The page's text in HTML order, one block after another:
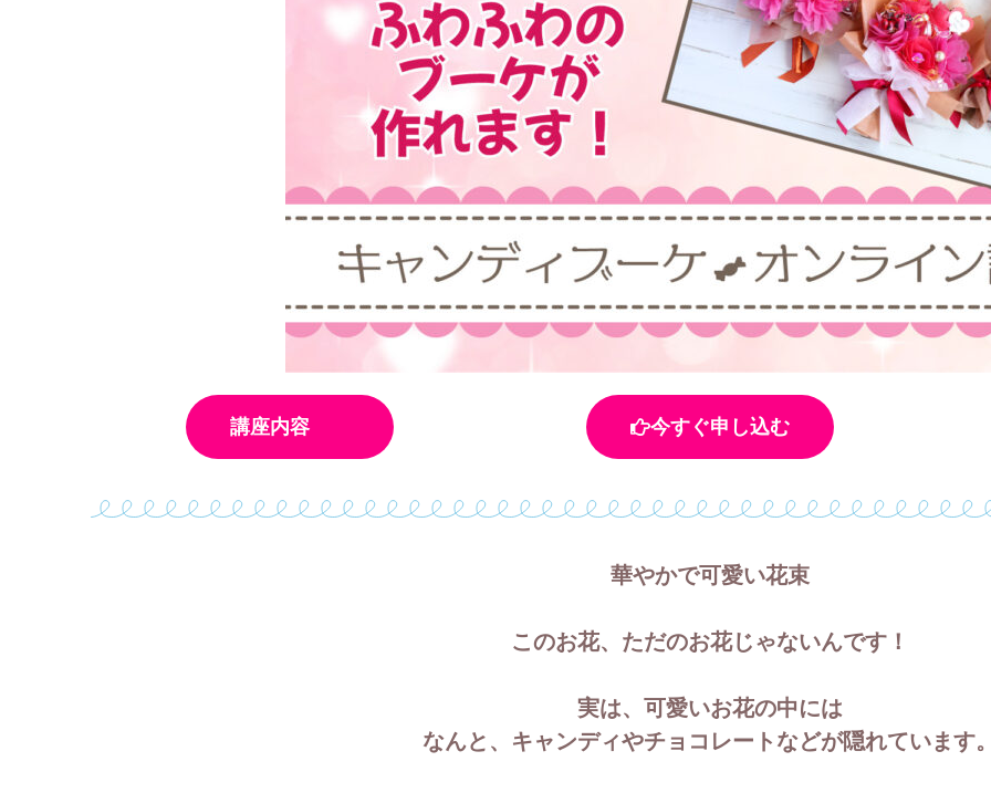
講座内容 今すぐ申し込む
華やかで可愛い花束
このお花、ただのお花じゃないんです！
実は、可愛いお花の中には
なんと、キャンディやチョコレートなどが隠れています